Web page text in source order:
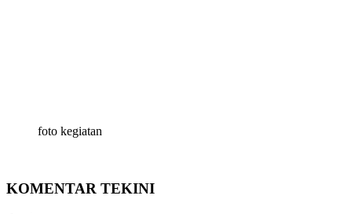
foto kegiatan
KOMENTAR TEKINI